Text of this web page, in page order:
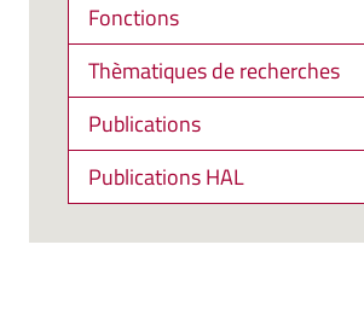
Fonctions
Thèmatiques de recherches
Publications
Publications HAL